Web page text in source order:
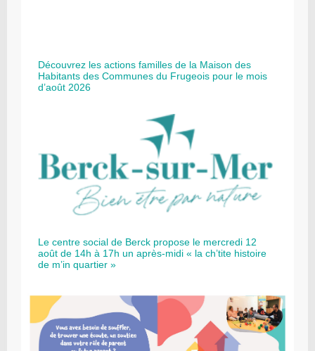
Découvrez les actions familles de la Maison des
Habitants des Communes du Frugeois pour le mois
d’août 2026
Le centre social de Berck propose le mercredi 12
août de 14h à 17h un après-midi « la ch’tite histoire
de m’in quartier »